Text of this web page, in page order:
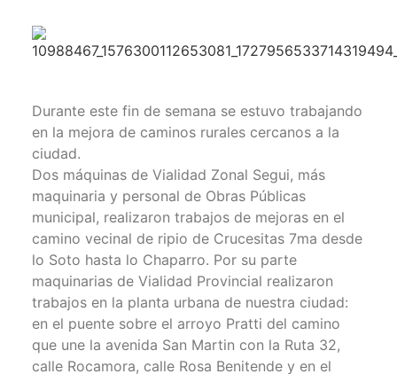
Durante este fin de semana se estuvo trabajando
en la mejora de caminos rurales cercanos a la
ciudad.
Dos máquinas de Vialidad Zonal Segui, más
maquinaria y personal de Obras Públicas
municipal, realizaron trabajos de mejoras en el
camino vecinal de ripio de Crucesitas 7ma desde
lo Soto hasta lo Chaparro. Por su parte
maquinarias de Vialidad Provincial realizaron
trabajos en la planta urbana de nuestra ciudad:
en el puente sobre el arroyo Pratti del camino
que une la avenida San Martin con la Ruta 32,
calle Rocamora, calle Rosa Benitende y en el